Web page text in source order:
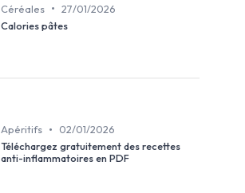
Céréales • 27/01/2026
Calories pâtes
Apéritifs •
02/01/2026
Téléchargez gratuitement des recettes
anti-inflammatoires en PDF